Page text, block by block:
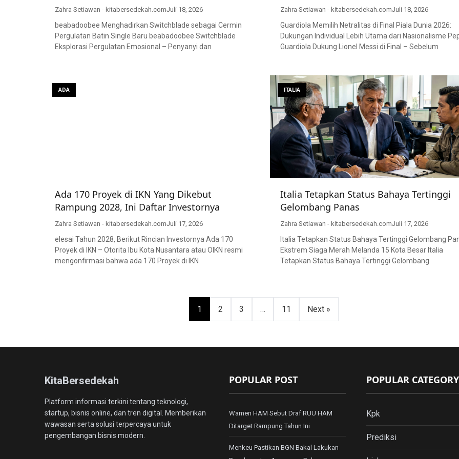
Zahra Setiawan - kitabersedekah.comJuli 18, 2026
beabadoobee Menghadirkan Switchblade sebagai Cermin
Pergulatan Batin Single Baru beabadoobee Switchblade
Eksplorasi Pergulatan Emosional – Penyanyi dan
Zahra Setiawan - kitabersedekah.comJuli 18, 2026
Guardiola Memilih Netralitas di Final Piala Dunia 2026:
Dukungan Individual Lebih Utama dari Nasionalisme
Guardiola Dukung Lionel Messi di Final – Sebelum
ADA
Ada 170 Proyek di IKN Yang Dikebut
Rampung 2028, Ini Daftar Investornya
Zahra Setiawan - kitabersedekah.comJuli 17, 2026
elesai Tahun 2028, Berikut Rincian Investornya Ada 170
Proyek di IKN – Otorita Ibu Kota Nusantara atau OIKN resmi
mengonfirmasi bahwa ada 170 Proyek di IKN
ITALIA
Italia Tetapkan Status Bahaya Tertinggi
Gelombang Panas
Zahra Setiawan - kitabersedekah.comJuli 17, 2026
Italia Tetapkan Status Bahaya Tertinggi Gelombang
Ekstrem Siaga Merah Melanda 15 Kota Besar Italia
Tetapkan Status Bahaya Tertinggi Gelombang
1 2 3 … 11 Next »
KitaBersedekah
Platform informasi terkini tentang teknologi,
startup, bisnis online, dan tren digital. Memberikan
wawasan serta solusi terpercaya untuk
pengembangan bisnis modern.
POPULAR POST
Wamen HAM Sebut Draf RUU HAM
Ditarget Rampung Tahun Ini
Menkeu Pastikan BGN Bakal Lakukan
POPULAR CATEGORY
Kpk
Prediksi